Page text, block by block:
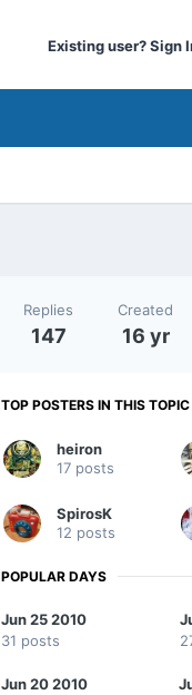
Existing user? Sign
Replies
147
Created
16 yr
TOP POSTERS IN THIS TOPIC
heiron
17 posts
SpirosK
12 posts
POPULAR DAYS
Jun 25 2010
31 posts
Jun 20 2010